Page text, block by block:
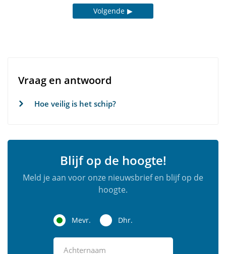
Volgende
Vraag en antwoord
Hoe veilig is het schip?
Blijf op de hoogte!
Meld je aan voor onze nieuwsbrief en blijf op de
hoogte.
Mevr. Dhr.